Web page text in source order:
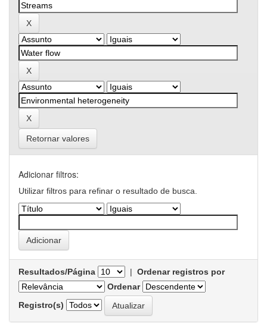
Retornar valores
Adicionar filtros:
Utilizar filtros para refinar o resultado de busca.
Resultados/Página | Ordenar registros por
Ordenar
Registro(s)